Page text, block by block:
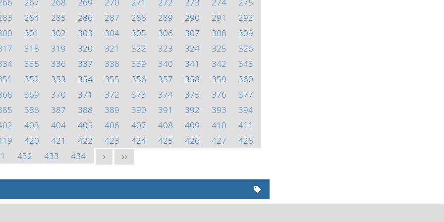
284 285 286 287 288 289 290 291
292
301 302 303 304 305 306 307 308
309
318 319 320 321 322 323 324 325
326
335 336 337 338 339 340 341 342
343
352 353 354 355 356 357 358 359
360
369 370 371 372 373 374 375 376
377
386 387 388 389 390 391 392 393
394
403 404 405 406 407 408 409 410
411
420 421 422 423 424 425 426 427
428
432 433 434 > >>